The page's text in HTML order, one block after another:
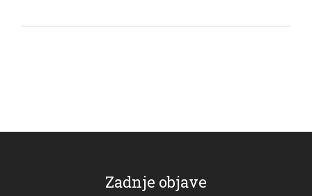
Zadnje objave